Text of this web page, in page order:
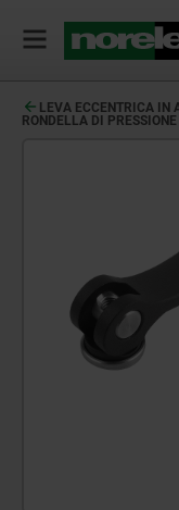
LEVA ECCENTRICA IN
RONDELLA DI